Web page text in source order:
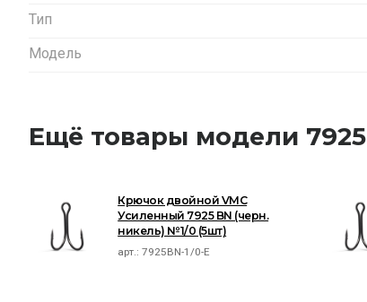
Тип
Модель
Ещё товары модели 7925
Крючок двойной VMC
Усиленный 7925 BN (черн.
никель) №1/0 (5шт)
арт.:7925BN-1/0-E